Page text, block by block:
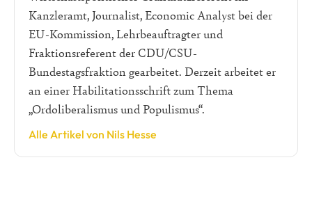
Kanzleramt, Journalist, Economic Analyst bei der
EU-Kommission, Lehrbeauftragter und
Fraktionsreferent der CDU/CSU-
Bundestagsfraktion gearbeitet. Derzeit arbeitet er
an einer Habilitationsschrift zum Thema
„Ordoliberalismus und Populismus“.
Alle Artikel von Nils Hesse